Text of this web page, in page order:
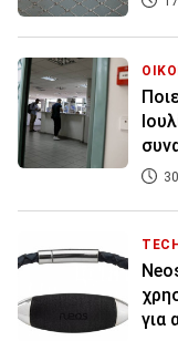
TECH
για